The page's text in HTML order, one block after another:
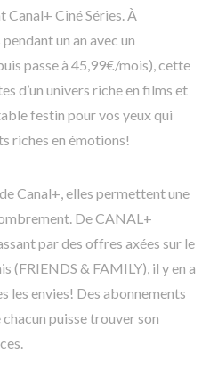
Canal+ Ciné Séries. À
un an avec un
passe à 45,99€/mois), cette
d’un univers riche en films et
festin pour vos yeux qui
riches en émotions!
Canal+, elles permettent une
De CANAL+
par des offres axées sur le
(FRIENDS & FAMILY), il y en a
les envies! Des abonnements
puisse trouver son